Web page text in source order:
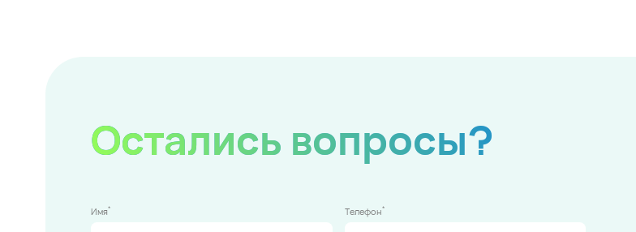
Остались вопросы?
Имя* Телефон*